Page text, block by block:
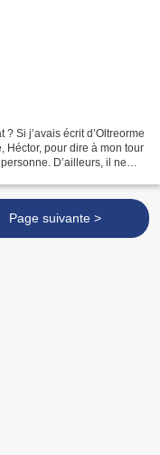
Si j’avais écrit d’Oltreorme
Héctor, pour dire à mon tour
D’ailleurs, il ne
Page suivante >